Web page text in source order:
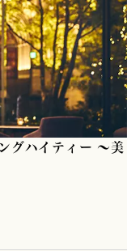
グハイティー ～美